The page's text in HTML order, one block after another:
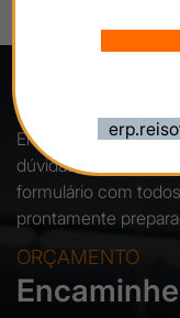
Entre em contato
dúvidas, sugestões
formulário com
prontamente
ORÇAMENTO